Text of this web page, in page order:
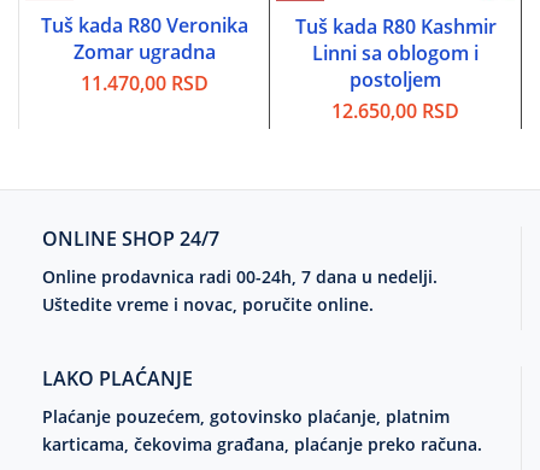
Tuš kada R80 Veronika
Zomar ugradna
11.470,00 RSD
Tuš kada R80 Kashmir
Linni sa oblogom i
postoljem
12.650,00 RSD
ONLINE SHOP 24/7
Online prodavnica radi 00-24h, 7 dana u nedelji.
Uštedite vreme i novac, poručite online.
LAKO PLAĆANJE
Plaćanje pouzećem, gotovinsko plaćanje, platnim
karticama, čekovima građana, plaćanje preko računa.